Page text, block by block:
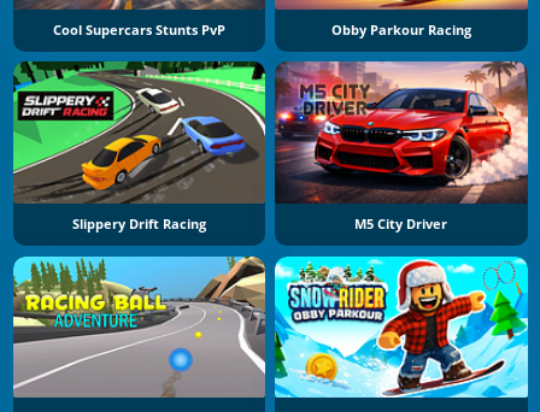
Cool Supercars Stunts PvP Obby Parkour Racing
Slippery Drift Racing M5 City Driver